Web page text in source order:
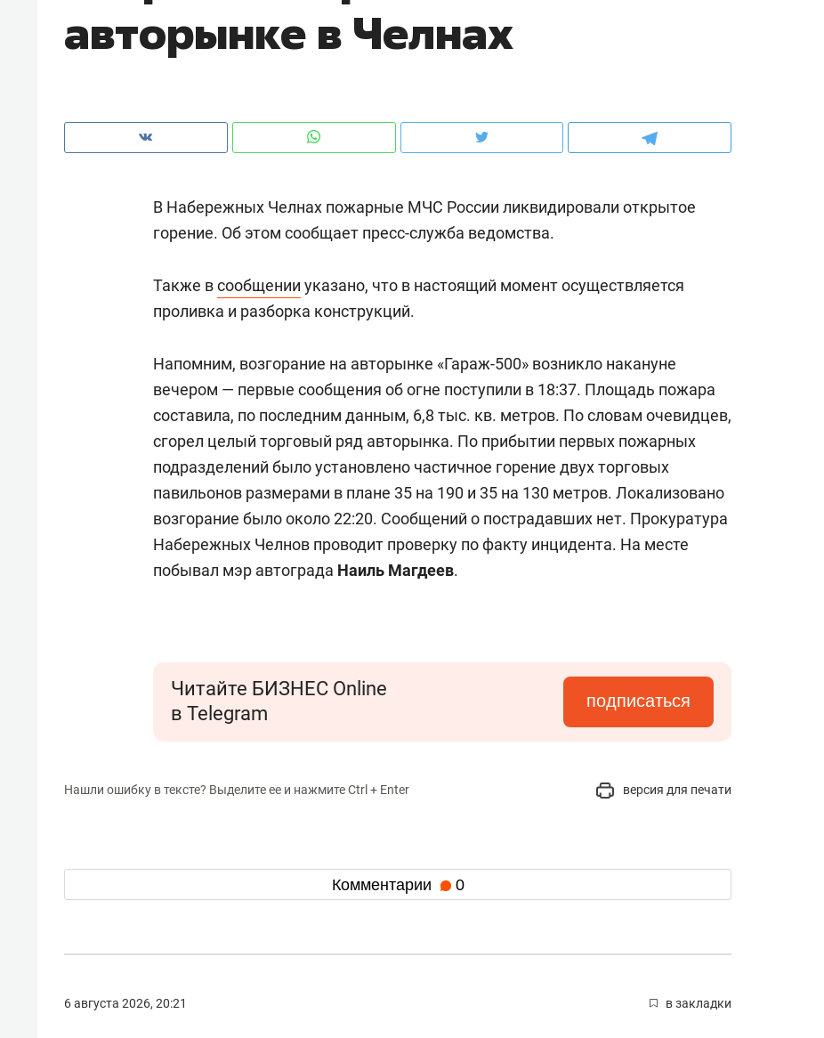
авторынке в Челнах
В Набережных Челнах пожарные МЧС России ликвидировали открытое
горение. Об этом сообщает пресс-служба ведомства.
Также всообщении указано, что в настоящий момент осуществляется
проливка и разборка конструкций.
Напомним, возгорание на авторынке «Гараж-500» возникло накануне
вечером — первые сообщения об огне поступили в 18:37. Площадь пожара
составила, по последним данным, 6,8 тыс. кв. метров. По словам очевидцев,
сгорел целый торговый ряд авторынка. По прибытии первых пожарных
подразделений было установлено частичное горение двух торговых
павильонов размерами в плане 35 на 190 и 35 на 130 метров. Локализовано
возгорание было около 22:20. Сообщений о пострадавших нет. Прокуратура
Набережных Челнов проводит проверку по факту инцидента. На месте
побывал мэр автограда Наиль Магдеев.
Читайте БИЗНЕС Online
в Telegram
подписаться
Нашли ошибку в тексте? Выделите ее и нажмите Ctrl + Enter версия для печати
Комментарии 0
6 августа 2026, 20:21 в закладки
рынки, почему надо знать аксакалов и
чем интересен Оман?
клиентах и чудных запросах мастеров
Рекомендуем
создают оазис жилого
комфорта под Казанью
Рекомендуем
ID вместо ключа: какой будет
безопасность в ЖК «Нова»
природе, работа
с ментальным и физическим
состоянием как основа
антихрупких команд